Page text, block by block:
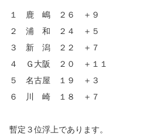
１ 鹿 嶋 ２６ ＋９
２ 浦 和 ２４ ＋５
３ 新 潟 ２２ ＋７
４ Ｇ大阪 ２０ ＋１１
５ 名古屋 １９ ＋３
６ 川 崎 １８ ＋７
暫定３位浮上であります。